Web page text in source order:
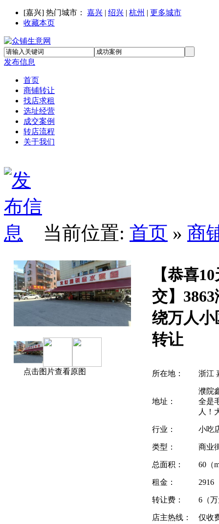
[嘉兴] 热门城市： 嘉兴 | 绍兴 | 杭州 | 更多城市
收藏本页
发布信息
首页
商铺转让
找店求租
选址经营
成交案例
转店流程
关于我们
当前位置: 首页 » 商
点击图片查看原图
【恭喜
交】
绕万人
转让
所在地： 浙江
地址：
濮院
全是
人！
行业： 小吃
类型： 商业
总面积： 60（
租金： 2916
转让费： 6（
店主热线： 仅收